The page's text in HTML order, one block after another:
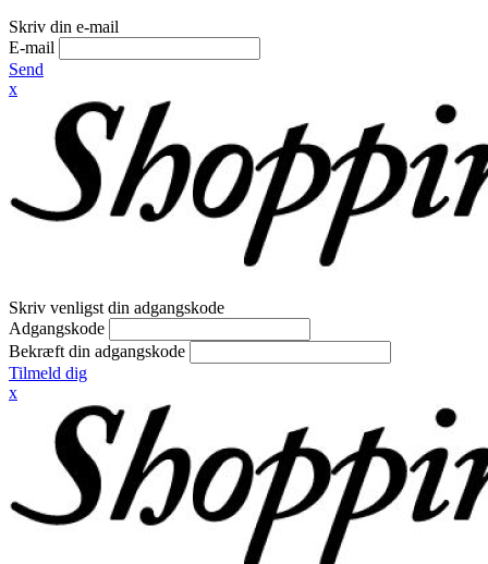
Skriv din e-mail
E-mail
Send
x
Skriv venligst din adgangskode
Adgangskode
Bekræft din adgangskode
Tilmeld dig
x